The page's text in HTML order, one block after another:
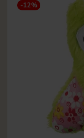
-12%